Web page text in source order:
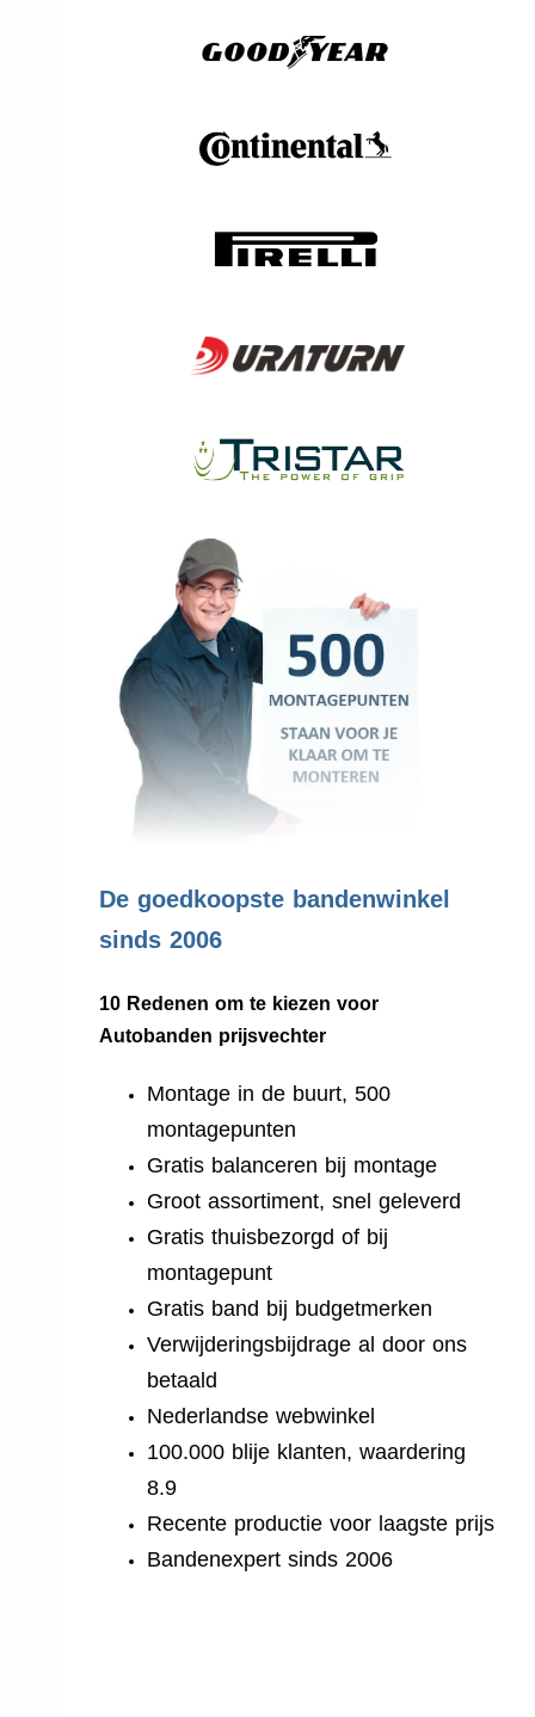
De goedkoopste bandenwinkel
sinds 2006
10 Redenen om te kiezen voor
Autobanden prijsvechter
Montage in de buurt, 500
montagepunten
Gratis balanceren bij montage
Groot assortiment, snel geleverd
Gratis thuisbezorgd of bij
montagepunt
Gratis band bij budgetmerken
Verwijderingsbijdrage al door ons
betaald
Nederlandse webwinkel
100.000 blije klanten, waardering
8.9
Recente productie voor laagste prijs
Bandenexpert sinds 2006